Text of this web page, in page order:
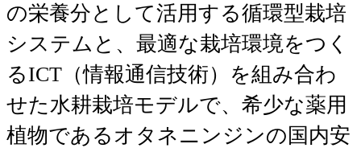
の栄養分として活用する循環型栽培
システムと、最適な栽培環境をつく
るICT（情報通信技術）を組み合わ
せた水耕栽培モデルで、希少な薬用
植物であるオタネニンジンの国内安